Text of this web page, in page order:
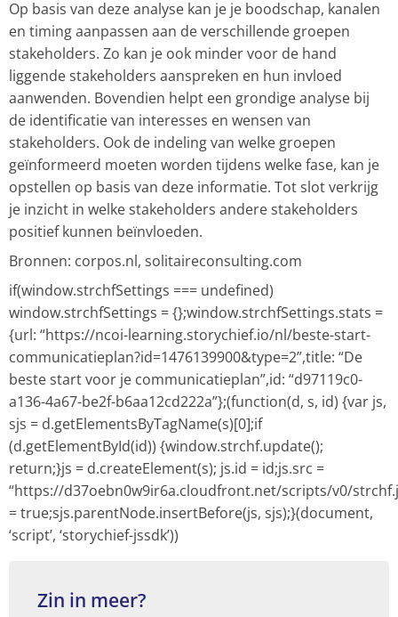
Op basis van deze analyse kan je je boodschap, kanalen
en timing aanpassen aan de verschillende groepen
stakeholders. Zo kan je ook minder voor de hand
liggende stakeholders aanspreken en hun invloed
aanwenden. Bovendien helpt een grondige analyse bij
de identificatie van interesses en wensen van
stakeholders. Ook de indeling van welke groepen
geïnformeerd moeten worden tijdens welke fase, kan je
opstellen op basis van deze informatie. Tot slot verkrijg
je inzicht in welke stakeholders andere stakeholders
positief kunnen beïnvloeden.
Bronnen: corpos.nl, solitaireconsulting.com
if(window.strchfSettings === undefined)
window.strchfSettings = {};window.strchfSettings.stats =
{url: “https://ncoi-learning.storychief.io/nl/beste-start-
communicatieplan?id=1476139900&type=2”,title: “De
beste start voor je communicatieplan”,id: “d97119c0-
a136-4a67-be2f-b6aa12cd222a”};(function(d, s, id) {var js,
sjs = d.getElementsByTagName(s)[0];if
(d.getElementById(id)) {window.strchf.update();
return;}js = d.createElement(s); js.id = id;js.src =
“https://d37oebn0w9ir6a.cloudfront.net/scripts/v0/
= true;sjs.parentNode.insertBefore(js, sjs);}(document,
‘script’, ‘storychief-jssdk’))
Zin in meer?